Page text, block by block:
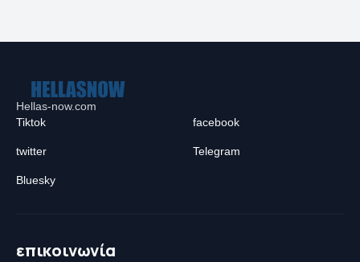
Hellas-now.com
Tiktok
facebook
twitter Telegram
Bluesky
επικοινωνία